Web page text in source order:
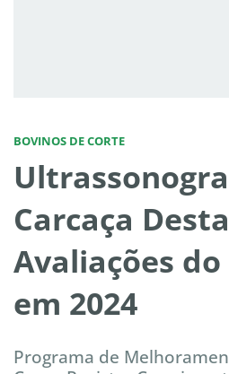
BOVINOS DE CORTE
Carcaça
Avaliações
em 2024
Programa de